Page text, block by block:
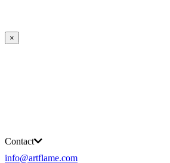
×
Contact
info@artflame.com